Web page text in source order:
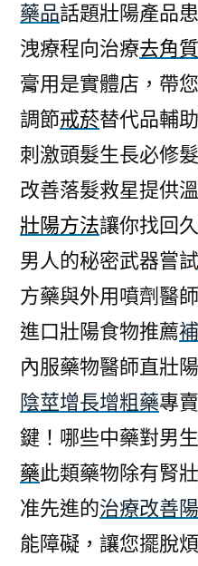
藥品話題壯陽產品
洩療程向治療去角
膏用是實體店，帶
調節戒菸替代品輔
刺激頭髮生長必修
改善落髮救星提供
壯陽方法讓你找回
男人的秘密武器嘗試
方藥與外用噴劑醫
進口壯陽食物推薦
內服藥物醫師直壯
陰莖增長增粗藥專
鍵！哪些中藥對男
藥此類藥物除有腎
准先進的治療改善
能障礙，讓您擺脫